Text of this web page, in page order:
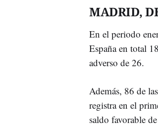
MADRID,
En el periodo
España en total
adverso de 26.
Además, 86 de
registra en el
saldo favorable